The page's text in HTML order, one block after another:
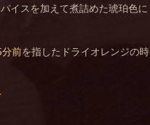
イスを加えて煮詰めた琥珀色に
前を指したドライオレンジの時